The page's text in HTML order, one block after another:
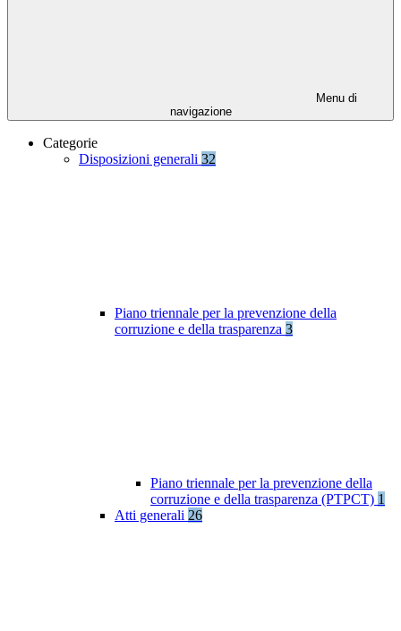
Menu di
navigazione
Categorie
Disposizioni generali 32
Piano triennale per la prevenzione della
corruzione e della trasparenza 3
Piano triennale per la prevenzione della
corruzione e della trasparenza (PTPCT) 1
Atti generali 26